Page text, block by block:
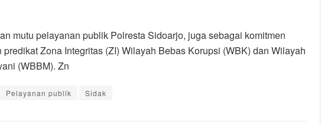
mutu pelayanan publik Polresta Sidoarjo, juga sebagai komitmen
Zona Integritas (ZI) Wilayah Bebas Korupsi (WBK) dan Wilayah
(WBBM). Zn
Pelayanan publik Sidak